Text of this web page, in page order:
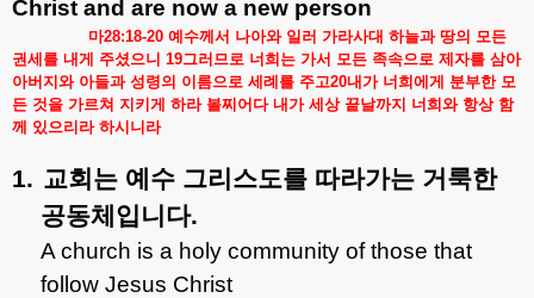
Christ and are now a new person
마28:18-20 예수께서 나아와 일러 가라사대 하늘과 땅의 모든
권세를 내게 주셨으니 19그러므로 너희는 가서 모든 족속으로 제자를 삼아
아버지와 아들과 성령의 이름으로 세례를 주고20내가 너희에게 분부한 모
든 것을 가르쳐 지키게 하라 볼찌어다 내가 세상 끝날까지 너희와 항상 함
께 있으리라 하시니라
1. 교회는 예수 그리스도를 따라가는 거룩한
공동체입니다.
A church is a holy community of those that
follow Jesus Christ